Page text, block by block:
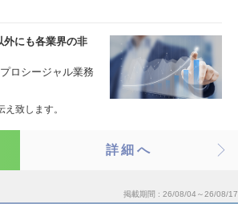
外にも各業界の非
ロシージャル業務
致します。
詳細へ
掲載期間 26/08/04～26/08/17